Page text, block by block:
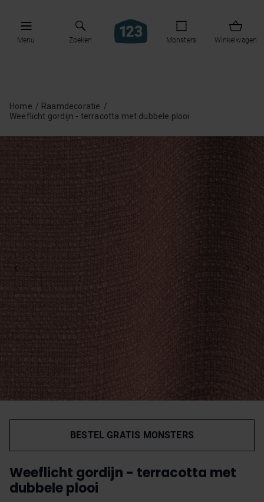
Menu Zoeken Monsters Winkelwagen
Home
Raamdecoratie
Weeflicht gordijn - terracotta met dubbele plooi
BESTEL GRATIS MONSTERS
Weeflicht gordijn - terracotta met
dubbele plooi